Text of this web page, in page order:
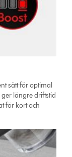
sätt för optimal
längre driftstid
för kort och